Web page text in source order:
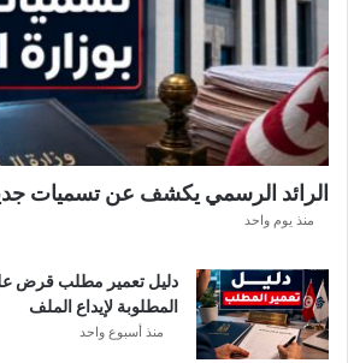
ا
ل
م
ن
ق
أ
ك
ث
ر
الرائد الرسمي يكشف عن تسميات
منذ يوم واحد
دليل تعمير مطلب قرض
المطلوبة لإيداع الملف
منذ أسبوع واحد